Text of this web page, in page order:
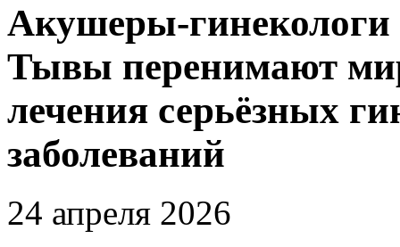
Акушеры-
Тывы перенимают
лечения серьёзных
заболеваний
24 апреля 2026